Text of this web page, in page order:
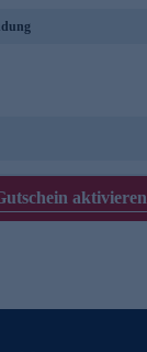
aktivieren